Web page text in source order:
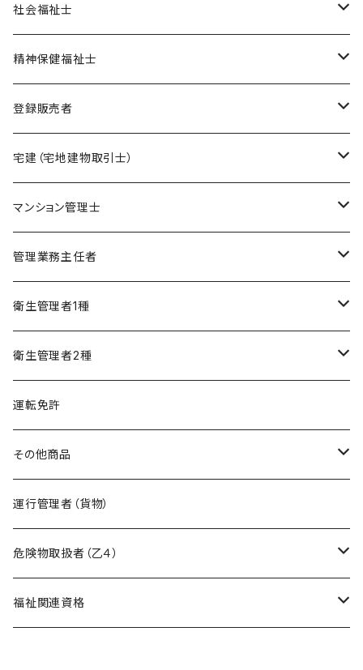
ポイント集
暗記カード
模擬試験
基礎編
実力編
フルセット
ポイント集
暗記カード
ケアマネージャー
介護福祉士
社会福祉士
精神保健福祉士
在宅模擬試験
オリジナル教材
フルセット
社会福祉士
オリジナル教材
模擬試験
フルセット
精神保健福祉士
オリジナル教材
模擬試験
フルセット
登録販売者
オリジナル教材
模擬試験
フルセット
宅建（宅地建物取引士）
オリジナル教材
模擬試験
フルセット
マンション管理士
オリジナル教材
模擬試験
フルセット
管理業務主任者
オリジナル教材
模擬試験
フルセット
衛生管理者1種
オリジナル教材
模擬試験
フルセット
衛生管理者2種
オリジナル教材
模擬試験
フルセット
運転免許
その他商品
暗記カード作成キット
運行管理者（貨物）
危険物取扱者（乙４）
在宅模擬試験
福祉関連資格